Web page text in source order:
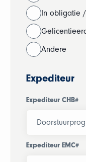
In obligatie
Andere
Expediteur
Expediteur CHB#
Expediteur EMC#